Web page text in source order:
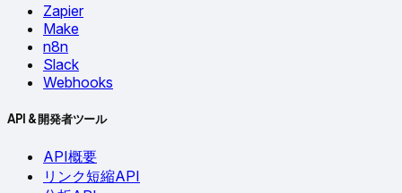
Zapier
Make
n8n
Slack
Webhooks
API & 開発者ツール
API概要
リンク短縮API